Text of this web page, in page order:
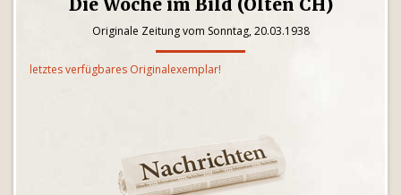
Die Woche im Bild (Olten CH)
Originale Zeitung vom Sonntag, 20.03.1938
letztes verfügbares Originalexemplar!